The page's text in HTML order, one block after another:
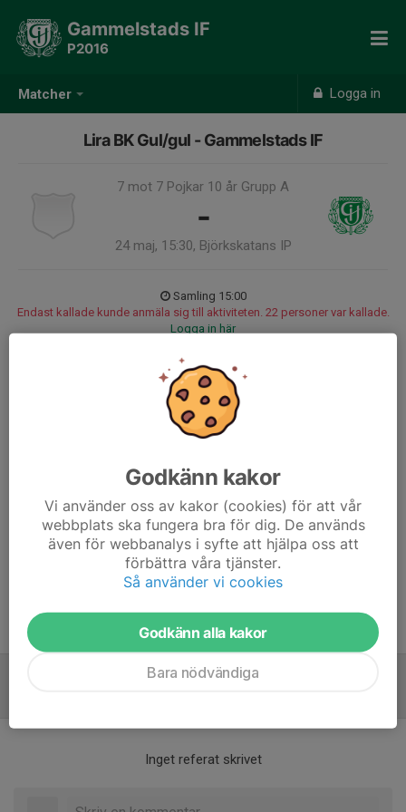
Matcher Logga in
Gammelstads IF
P2016
Lira BK Gul/gul - Gammelstads IF
7 mot 7 Pojkar 10 år Grupp A
-
24 maj, 15:30, Björkskatans IP
Samling 15:00
Endast kallade kunde anmäla sig till aktiviteten. 22 personer var kallade.
Logga in här
Truppen:
Mattis
Albin
Lukas
John
Wilde
Norton
Bastian
Malte Ö
Vincent
Inget referat skrivet
Godkänn kakor
Vi använder oss av kakor (cookies) för att vår
webbplats ska fungera bra för dig. De används
även för webbanalys i syfte att hjälpa oss att
förbättra våra tjänster.
Så använder vi cookies
Godkänn alla kakor
Bara nödvändiga